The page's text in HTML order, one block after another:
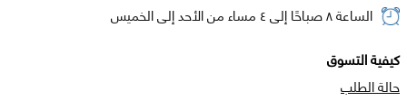
الساعة ٨ صباحًا إلى ٤ مساء من الأحد إلى الخميس
كيفية التسوق
حالة الطلب